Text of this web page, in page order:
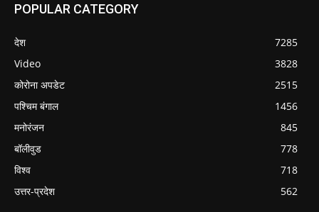
POPULAR CATEGORY
देश
7285
Video
3828
कोरोना अपडेट
2515
पश्चिम बंगाल
1456
मनोरंजन
845
बॉलीवुड
778
विश्व
718
उत्तर-प्रदेश
562